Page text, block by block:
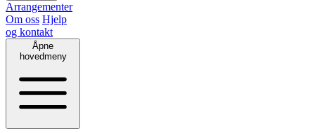
Arrangementer
Om oss Hjelp
og kontakt
Åpne
hovedmeny